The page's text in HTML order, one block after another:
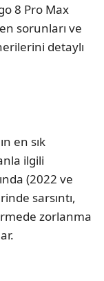
8 Pro Max
sorunları ve
detaylı
en sık
ilgili
(2022 ve
sarsıntı,
zorlanma